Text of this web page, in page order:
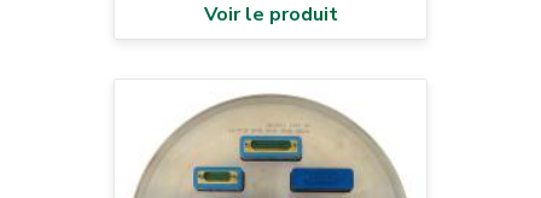
Voir le produit